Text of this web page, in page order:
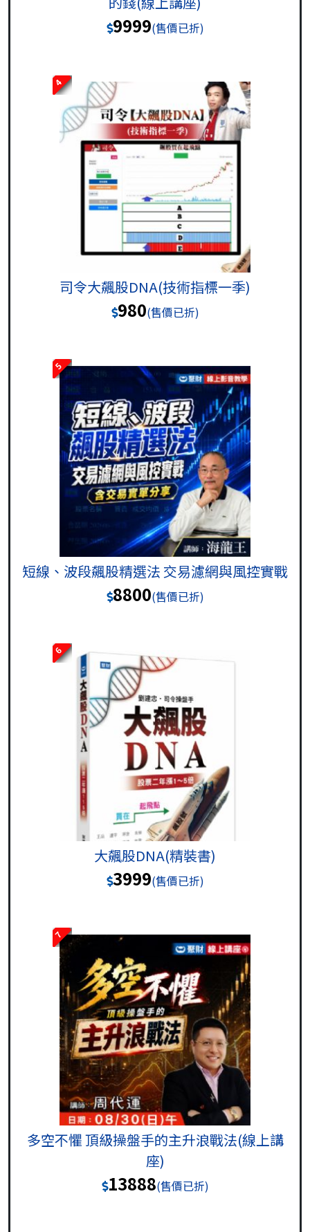
9999(售價已折)
4
司令大飆股DNA(技術指標一季)
980(售價已折)
5
短線、波段飆股精選法 交易濾網與風控實戰
8800(售價已折)
6
大飆股DNA(精裝書)
3999(售價已折)
7
多空不懼 頂級操盤手的主升浪戰法(線上講
座)
13888(售價已折)